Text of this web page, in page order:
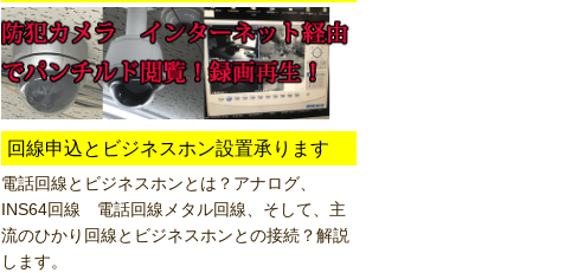
回線申込とビジネスホン設置承ります
電話回線とビジネスホンとは？アナログ、
INS64回線 電話回線メタル回線、そして、主
流のひかり回線とビジネスホンとの接続？解説
します。